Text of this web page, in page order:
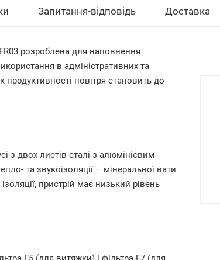
Запитання-відповідь Доставка
розроблена для наповнення
в адміністративних та
повітря становить до
з двох листів сталі з алюмінієвим
та звукоізоляції – мінеральної вати
пристрій має низький рівень